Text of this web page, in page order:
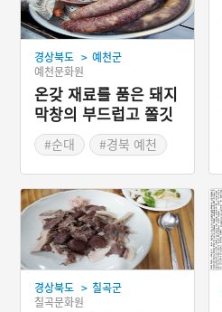
경상북도 > 예천군
예천문화원
온갖 재료를 품은 돼지
막창의 부드럽고 쫄깃
한 맛, 예천 용궁순대
#순대
#경북 예천
#경상북도 별미
경상북도 > 칠곡군
칠곡문화원